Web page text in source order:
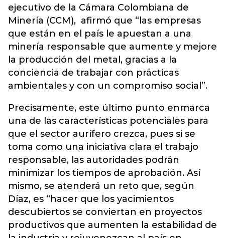
ejecutivo de la Cámara Colombiana de
Minería (CCM), afirmó que “las empresas
que están en el país le apuestan a una
minería responsable que aumente y mejore
la producción del metal, gracias a la
conciencia de trabajar con prácticas
ambientales y con un compromiso social”.
Precisamente, este último punto enmarca
una de las características potenciales para
que el sector aurífero crezca, pues si se
toma como una iniciativa clara el trabajo
responsable, las autoridades podrán
minimizar los tiempos de aprobación. Así
mismo, se atenderá un reto que, según
Díaz, es “hacer que los yacimientos
descubiertos se conviertan en proyectos
productivos que aumenten la estabilidad de